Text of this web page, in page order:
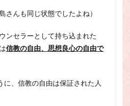
さんも同じ状態でしたよね）
ンセラーとして持ち込まれた
信教の自由、思想良心の自由で
に、信教の自由は保証された人